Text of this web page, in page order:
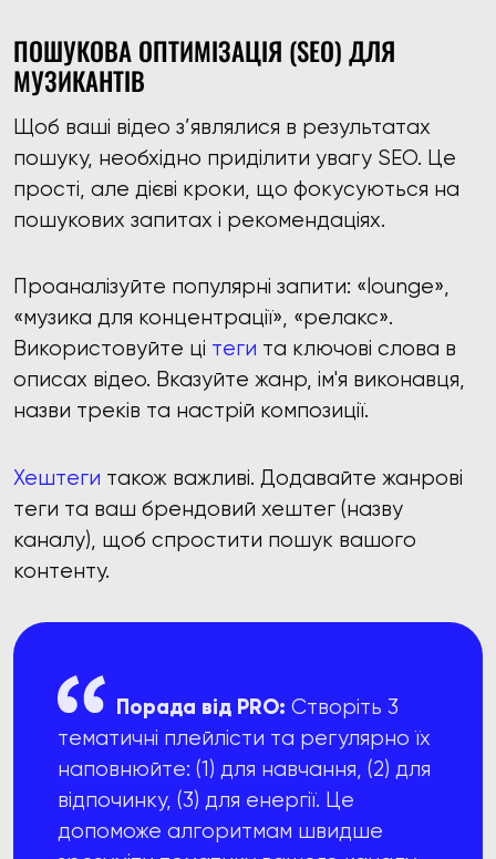
ПОШУКОВА ОПТИМІЗАЦІЯ (SEO) ДЛЯ
МУЗИКАНТІВ
Щоб ваші відео з’являлися в результатах
пошуку, необхідно приділити увагу SEO. Це
прості, але дієві кроки, що фокусуються на
пошукових запитах і рекомендаціях.
Проаналізуйте популярні запити: «lounge»,
«музика для концентрації», «релакс».
Використовуйте ці теги та ключові слова в
описах відео. Вказуйте жанр, ім'я виконавця,
назви треків та настрій композиції.
Хештеги також важливі. Додавайте жанрові
теги та ваш брендовий хештег (назву
каналу), щоб спростити пошук вашого
контенту.
Порада від PRO: Створіть 3
тематичні плейлісти та регулярно їх
наповнюйте: (1) для навчання, (2) для
відпочинку, (3) для енергії. Це
допоможе алгоритмам швидше